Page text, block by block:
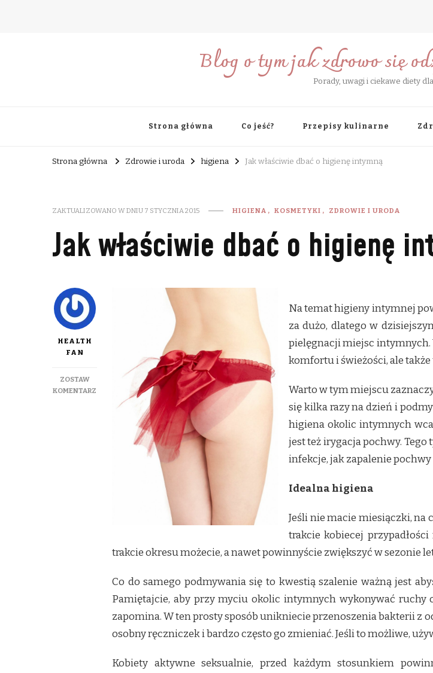
Blog o tym jak zdrowo się
Porady, uwagi i ciekawe diety
Strona główna Co jeść? Przepisy kulinarne
Strona główna Zdrowie i uroda higiena Jak właściwie dbać o higienę intymną
ZAKTUALIZOWANO W DNIU 7 STYCZNIA 2015 HIGIENA KOSMETYKI ZDROWIE I URODA
Jak właściwie dbać o higienę
HEALTH
FAN
ZOSTAW
KOMENTARZ
Na temat higieny intymnej
za dużo, dlatego w
pielęgnacji miejsc intymnych.
komfortu i świeżości, ale
Warto w tym miejscu
się kilka razy na dzień i
higiena okolic intymnych
jest też irygacja pochwy.
infekcje, jak zapalenie
Idealna higiena
Jeśli nie macie miesiączki, na
trakcie kobiecej
trakcie okresu możecie, a nawet powinnyście zwiększyć w sezonie
Co do samego podmywania się to kwestią szalenie ważną jest
Pamiętajcie, aby przy myciu okolic intymnych wykonywać
zapomina. W ten prosty sposób unikniecie przenoszenia bakterii z
osobny ręczniczek i bardzo często go zmieniać. Jeśli to możliwe,
Kobiety aktywne seksualnie, przed każdym stosunkiem